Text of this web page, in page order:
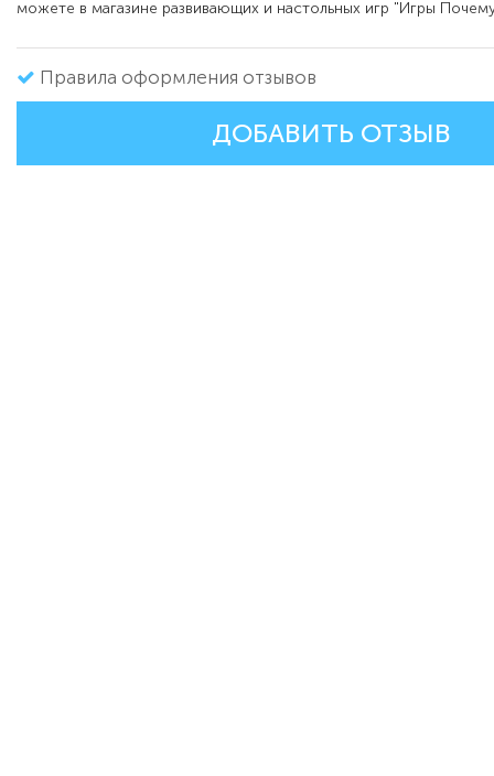
можете в магазине развивающих и настольных игр "Игры
Правила оформления отзывов
ДОБАВИТЬ ОТЗЫВ